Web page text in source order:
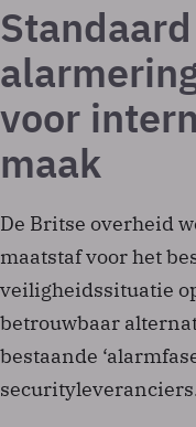
Standaard
voor
maak
De Britse overheid
maatstaf voor het
veiligheidssituatie
betrouwbaar
bestaande